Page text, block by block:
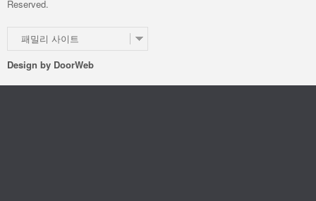
Reserved.
패밀리 사이트
Design by DoorWeb